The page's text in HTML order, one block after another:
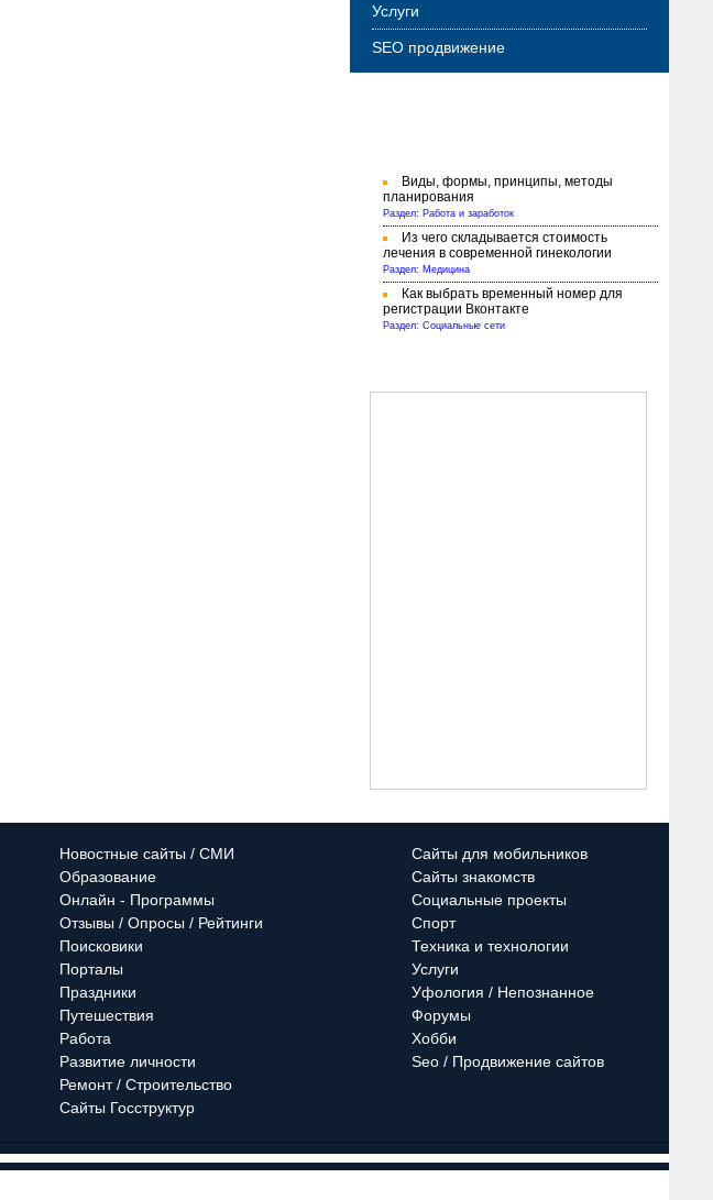
Услуги
SEO продвижение
Виды, формы, принципы, методы
планирования
Раздел: Работа и заработок
Из чего складывается стоимость
лечения в современной гинекологии
Раздел: Медицина
Как выбрать временный номер для
регистрации Вконтакте
Раздел: Социальные сети
Новостные сайты / СМИ
Образование
Онлайн - Программы
Отзывы / Опросы / Рейтинги
Поисковики
Порталы
Праздники
Путешествия
Работа
Развитие личности
Ремонт / Строительство
Сайты Госструктур
Сайты для мобильников
Сайты знакомств
Социальные проекты
Спорт
Техника и технологии
Услуги
Уфология / Непознанное
Форумы
Хобби
Seo / Продвижение сайтов